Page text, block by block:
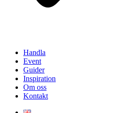
Handla
Event
Guider
Inspiration
Om oss
Kontakt